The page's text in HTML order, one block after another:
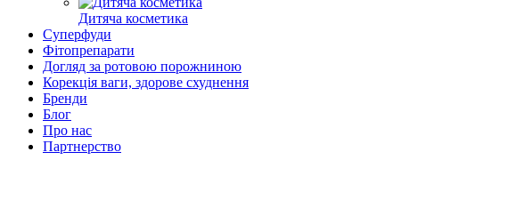
Дитяча косметика
Суперфуди
Фітопрепарати
Догляд за ротовою порожниною
Корекція ваги, здорове схуднення
Бренди
Блог
Про нас
Партнерство